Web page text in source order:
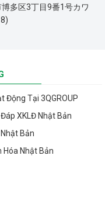
多区3丁目9番1号カワ
Động Tại 3QGROUP
Đáp XKLĐ Nhật Bản
Bản
Hóa Nhật Bản